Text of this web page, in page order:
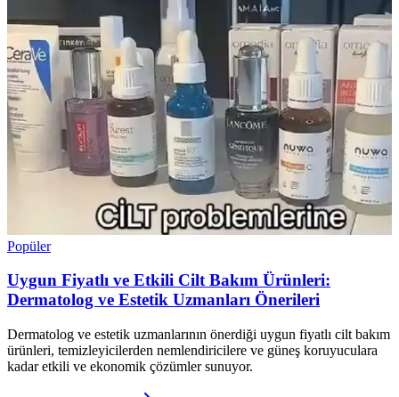
Popüler
Uygun Fiyatlı ve Etkili Cilt Bakım Ürünleri:
Dermatolog ve Estetik Uzmanları Önerileri
Dermatolog ve estetik uzmanlarının önerdiği uygun fiyatlı cilt bakım
ürünleri, temizleyicilerden nemlendiricilere ve güneş koruyuculara
kadar etkili ve ekonomik çözümler sunuyor.